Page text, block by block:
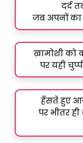
दर्द
जब अपनों
खामोशी को
पर यही
हँसते हुए
पर भीतर ही